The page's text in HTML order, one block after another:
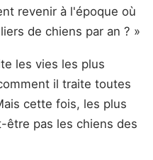
revenir à l'époque où
de chiens par an ? »
les vies les plus
il traite toutes
cette fois, les plus
être pas les chiens des